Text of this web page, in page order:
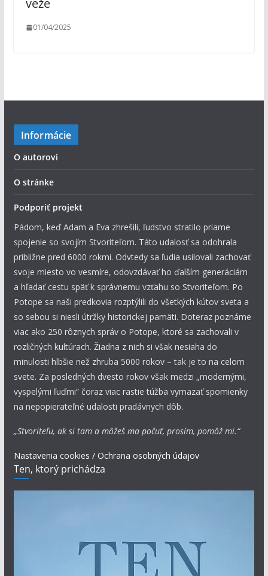
veže
01/04/2025
Informácie
O autorovi
O stránke
Podporiť projekt
Pádom, keď Adam a Eva zhrešili, ľudstvo stratilo priame
spojenie so svojím Stvoriteľom. Táto udalosť sa odohrala
približne pred 6000 rokmi. Odvtedy sa ľudia usilovali zachovať
svoje miesto vo vesmíre, odovzdávať ho ďalším generáciám
a hľadať cestu späť k správnemu vzťahu so Stvoriteľom. Po
Potope sa naši predkovia rozptýlili do všetkých kútov sveta a
so sebou si niesli útržky historickej pamäti. Doteraz poznáme
viac ako 250 rôznych správ o Potope, ktoré sa zachovali v
rozličných kultúrach. Žiadna z nich si však nesiaha do
minulosti hlbšie než zhruba 5000 rokov – tak je to na celom
svete. Za posledných dvesto rokov však medzi „modernými,
vyspelými ľuďmi“ čoraz viac rastie túžba vymazať spomienky
na nepopierateľné udalosti pradávnych dôb.
„Stvoriteľu, ak si tam a môžeš ma počuť, prosím, pomôž mi.“
Nastavenia cookies / Ochrana osobných údajov
Ten, ktorý prichádza